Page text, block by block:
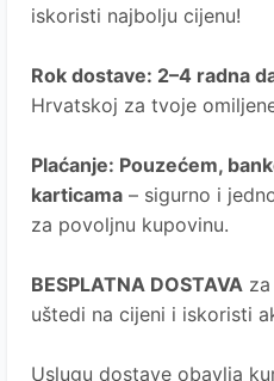
iskoristi najbolju cijenu!
Rok dostave: 2–4 radna
Hrvatskoj za tvoje
Plaćanje: Pouzećem,
karticama – sigurno i
za povoljnu kupovinu.
BESPLATNA DOSTAVA
uštedi na cijeni i iskoristi
Uslugu dostave obavlja